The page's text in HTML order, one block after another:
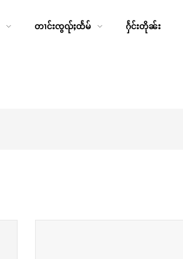
တၢင်းၸွၺ်ႈထႅမ် ႁႅင်းတိုၼ်း